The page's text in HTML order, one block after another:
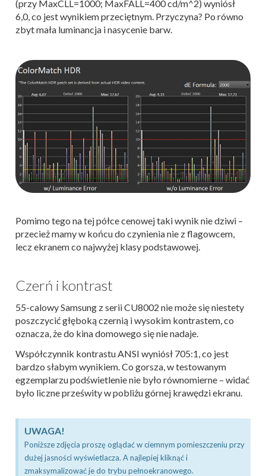
(przy MaxCLL=1000; MaxFALL=400 cd/m^2) wyniósł
6,0, co jest wynikiem przeciętnym. Przyczyna? Po równo
zbyt mała luminancja i nasycenie barw.
Pomimo tego na tej półce cenowej taki wynik nie dziwi –
przecież mamy w końcu do czynienia nie z flagowcem,
lecz ekranem co najwyżej klasy podstawowej.
Czerń i kontrast
55-calowy Samsung z serii CU8002 nie może się niestety
poszczycić głęboką czernią i wysokim kontrastem, co
oznacza, że do kina domowego się nie nadaje.
Współczynnik kontrastu ANSI wyniósł 705:1, co jest
bardzo słabym wynikiem. Co gorsza, w testowanym
egzemplarzu podświetlenie nie było równomierne – widać
było liczne prześwity w pobliżu górnej krawędzi ekranu.
UWAGA!
Poniższe zdjęcia proszę oglądać w ciemnym pomieszczeniu przy
dużej jasności wyświetlacza. A najlepiej kliknąć i
zmaksymalizować je do trybu pełnoekranowego.